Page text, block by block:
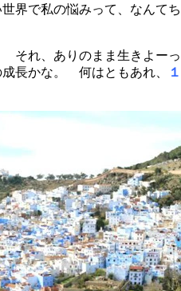
界で私の悩みって、なんてち
それ、ありのまま生きよーっ
長かな。 何はともあれ、
１